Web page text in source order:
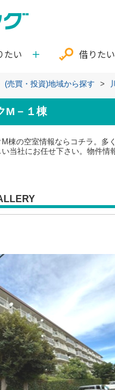
たい 借りたい
(売買・投資)地域から探す >
M－１棟
棟の空室情報ならコチラ。
当社にお任せ下さい。物件